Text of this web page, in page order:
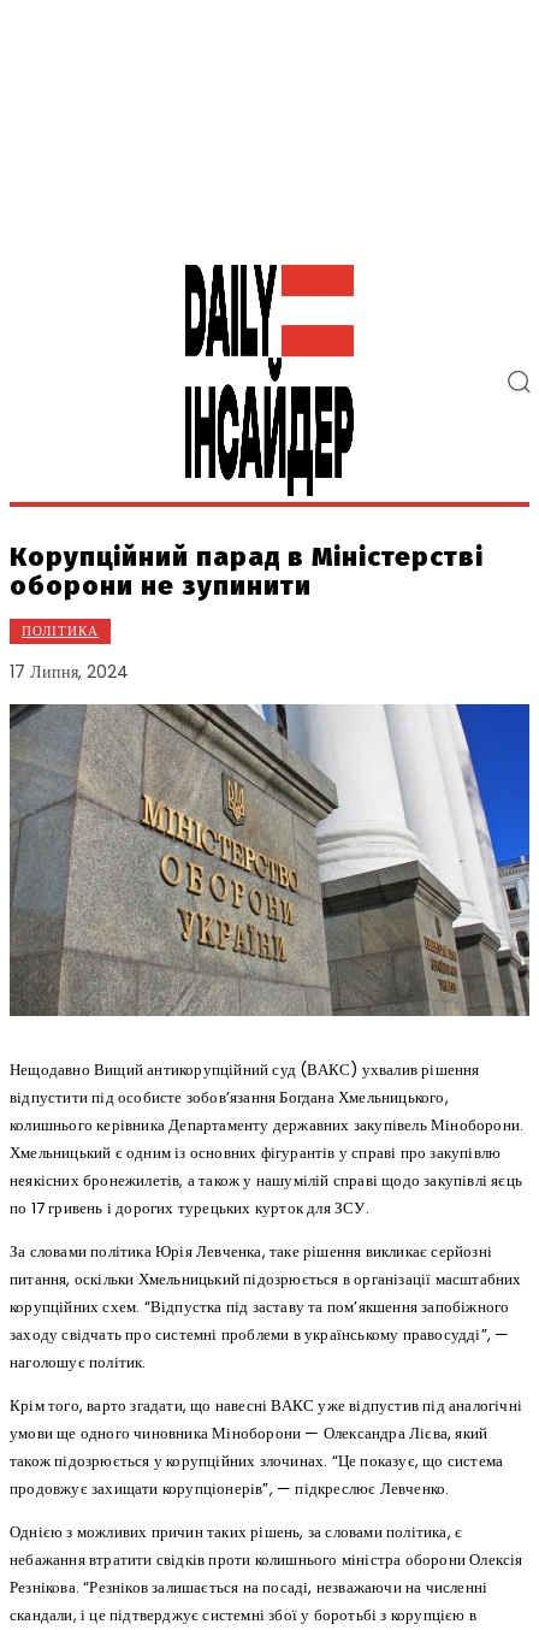
Корупційний парад в Міністерстві
оборони не зупинити
ПОЛІТИКА
17 Липня, 2024
Нещодавно Вищий антикорупційний суд (ВАКС) ухвалив рішення
відпустити під особисте зобов’язання Богдана Хмельницького,
колишнього керівника Департаменту державних закупівель Міноборони.
Хмельницький є одним із основних фігурантів у справі про закупівлю
неякісних бронежилетів, а також у нашумілій справі щодо закупівлі яєць
по 17 гривень і дорогих турецьких курток для ЗСУ.
За словами політика Юрія Левченка, таке рішення викликає серйозні
питання, оскільки Хмельницький підозрюється в організації масштабних
корупційних схем. “Відпустка під заставу та пом’якшення запобіжного
заходу свідчать про системні проблеми в українському правосудді”, —
наголошує політик.
Крім того, варто згадати, що навесні ВАКС уже відпустив під аналогічні
умови ще одного чиновника Міноборони — Олександра Лієва, який
також підозрюється у корупційних злочинах. “Це показує, що система
продовжує захищати корупціонерів”, — підкреслює Левченко.
Однією з можливих причин таких рішень, за словами політика, є
небажання втратити свідків проти колишнього міністра оборони Олексія
Резнікова. “Резніков залишається на посаді, незважаючи на численні
скандали, і це підтверджує системні збої у боротьбі з корупцією в